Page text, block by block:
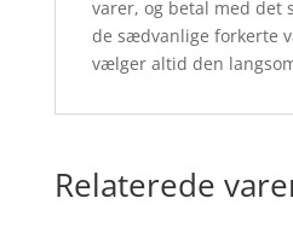
varer, og betal med det
de sædvanlige forkerte
vælger altid den
Relaterede